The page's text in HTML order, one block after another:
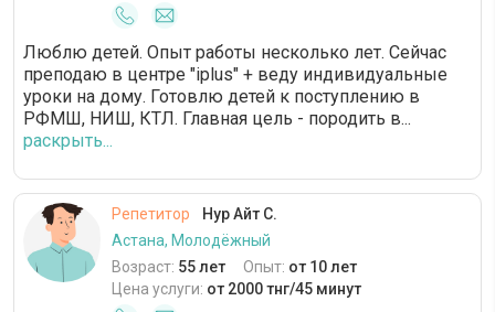
Люблю детей. Опыт работы несколько лет. Сейчас
преподаю в центре "iplus" + веду индивидуальные
уроки на дому. Готовлю детей к поступлению в
РФМШ, НИШ, КТЛ. Главная цель - породить в...
раскрыть...
Репетитор
Нур Айт С.
Астана, Молодёжный
Возраст: 55 лет Опыт: от 10 лет
Цена услуги: от 2000 тнг/45 минут